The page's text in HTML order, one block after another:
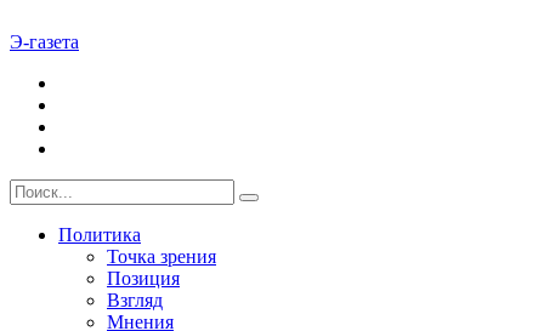
Э-газета
Политика
Точка зрения
Позиция
Взгляд
Мнения